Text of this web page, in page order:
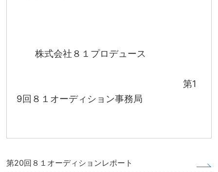
株式会社８１プロデュース
第1
9回８１オーディション事務局
第20回８１オーディションレポート